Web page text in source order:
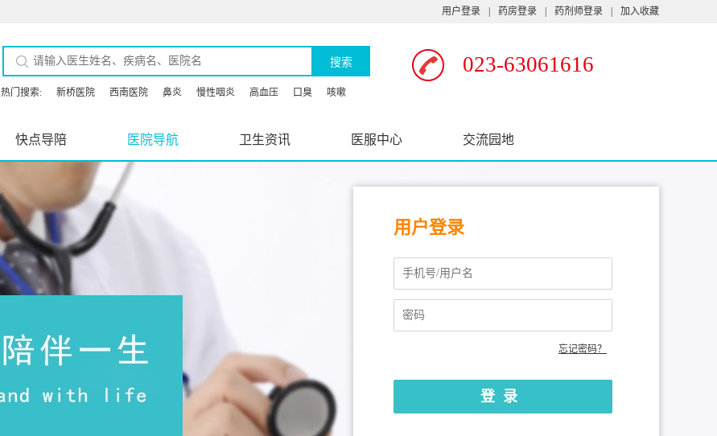
用户登录 药房登录 药剂师登录 加入收藏
搜索 023-63061616
热门搜索: 新桥医院 西南医院 鼻炎 慢性咽炎 高血压 口臭 咳嗽
快点导陪 医院导航 卫生资讯 医服中心 交流园地
用户登录
忘记密码？